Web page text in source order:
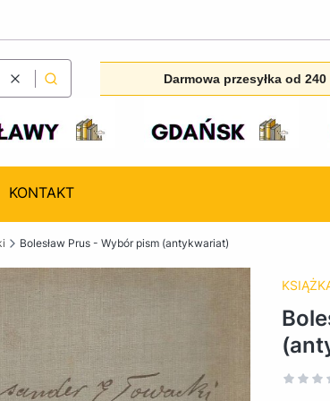
WyczyśćSzukaj Darmowa przesyłka od 240
KONTAKT
Bolesław Prus - Wybór pism (antykwariat)